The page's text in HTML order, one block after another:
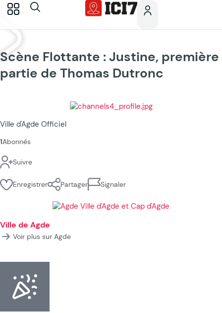
Scène Flottante : Justine, première
partie de Thomas Dutronc
Ville d'Agde Officiel
1Abonnés
Suivre
Enregistrer Partager Signaler
Ville de Agde
Voir plus sur Agde